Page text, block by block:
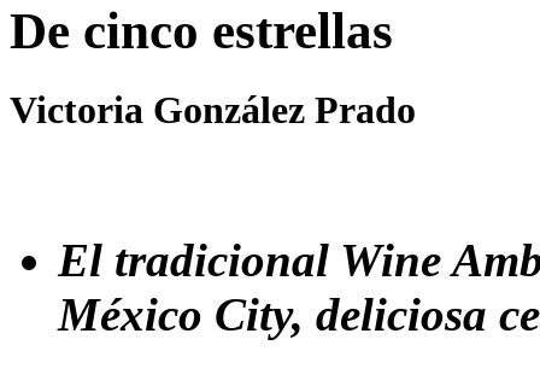
De cinco estrellas
Victoria González Prado
El tradicional Wine
México City, deliciosa